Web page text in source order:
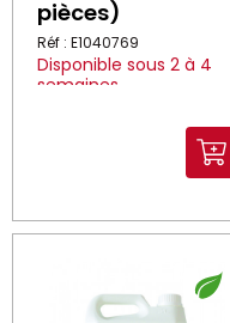
pièces)
Réf : E1040769
Disponible sous 2 à 4
semaines